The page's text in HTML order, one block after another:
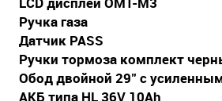
Ручка газа
Датчик PASS
Ручки тормоза комплект
Обод двойной 29" с
АКБ типа HL 36V 10Ah